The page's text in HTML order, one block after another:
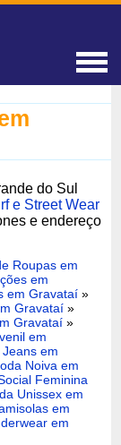
do Sul
e Street Wear
e endereço
Roupas em
em
em Gravataí »
Gravataí »
Gravataí »
em
em
Noiva em
Feminina
Unissex em
em
em